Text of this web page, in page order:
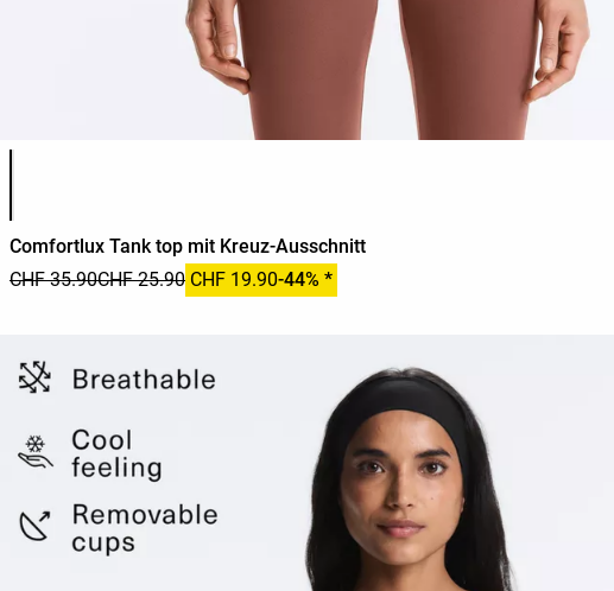
Produktfarbliste
Comfortlux Tank top mit Kreuz-Ausschnitt
CHF 35.90CHF 25.90 CHF 19.90-44% *